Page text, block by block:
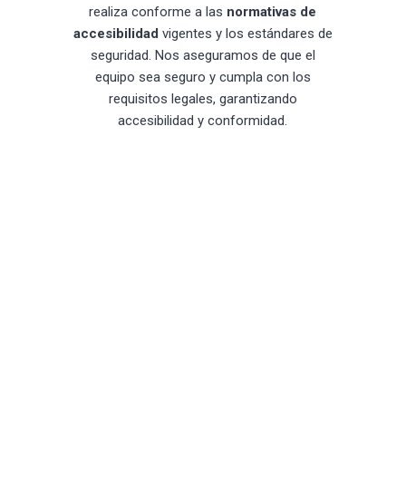
realiza conforme a las normativas de
accesibilidad vigentes y los estándares de
seguridad. Nos aseguramos de que el
equipo sea seguro y cumpla con los
requisitos legales, garantizando
accesibilidad y conformidad.